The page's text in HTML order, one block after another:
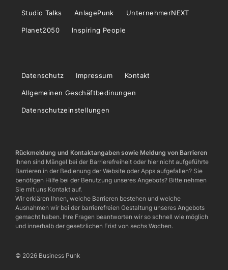
Studio Talks AnlagePunk UnternehmerNEXT
Planet2050 Inspiring People
Datenschutz Impressum Kontakt
Allgemeinen Geschäftbedinungen
Datenschutzeinstellungen
Rückmeldung und Kontaktangaben sowie Meldung von Barrieren
Ihnen sind Mängel bei der Barrierefreiheit oder hier nicht aufgeführte
Barrieren in der Bedienung der Website oder Apps aufgefallen? Sie
benötigen Hilfe bei der Benutzung unseres Angebots? Bitte nehmen
Sie mit uns Kontakt auf.
Wir erklären Ihnen, welche Barrieren bestehen und welche
Ausnahmen wir bei der barrierefreien Gestaltung unseres Angebots
gemacht haben. Ihre Fragen beantworten wir so schnell wie möglich
und innerhalb der gesetzlichen Frist von sechs Wochen.
© 2026 Business Punk